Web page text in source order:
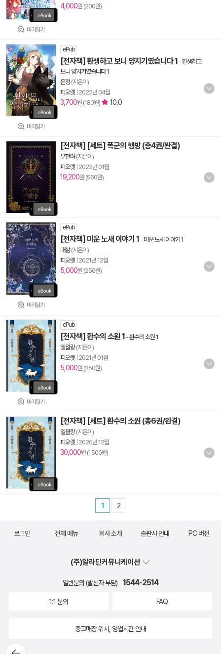
미리읽기
4,000원 (200원)
미리읽기
ePub
[전자책] 환생하고 보니 양치기였습니다 1 -환생하고
보니 양치기였습니다 1
온정 (지은이)
피오렛 2022년 04월
3,700원 (180원) 10.0
[전자책] [세트] 폭군의 행방 (총4권/완결)
유한려 (지은이)
피오렛 2022년 01월
19,200원 (960원)
미리읽기
ePub
[전자책] 미운 노새 이야기 1 - 미운 노새 이야기 1
대삶(지은이)
피오렛 2021년 12월
5,000원 (250원)
미리읽기
ePub
[전자책] 환수의 소원 1 -환수의 소원 1
일월랑(지은이)
피오렛 2021년 01월
5,000원 (250원)
[전자책] [세트] 환수의 소원 (총6권/완결)
일월랑(지은이)
피오렛 2020년 12월
30,000원 (1,500원)
1 2
뒤로가
로그인 전체 메뉴 회사 소개 출판사 안내 PC 버전
(주)알라딘커뮤니케이션
일반문의 (발신자 부담) 1544-2514
1:1 문의 FAQ
중고매장 위치, 영업시간 안내